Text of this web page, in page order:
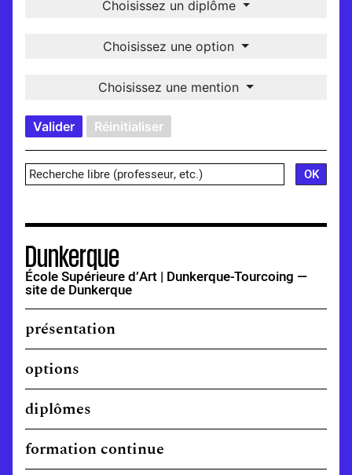
Choisissez un diplôme
Choisissez une option
Choisissez une mention
Valider Réinitialiser
Dunkerque
École Supérieure d’Art | Dunkerque-Tourcoing —
site de Dunkerque
présentation
options
diplômes
formation continue